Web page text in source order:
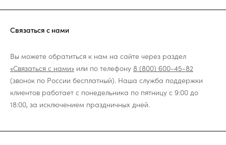
Связаться с нами
Вы можете обратиться к нам на сайте через раздел
«Связаться с нами» или по телефону 8 (800) 600-45-82
(звонок по России бесплатный). Наша служба поддержки
клиентов работает с понедельника по пятницу с 9:00 до
18:00, за исключением праздничных дней.